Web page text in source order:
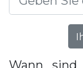
Wann